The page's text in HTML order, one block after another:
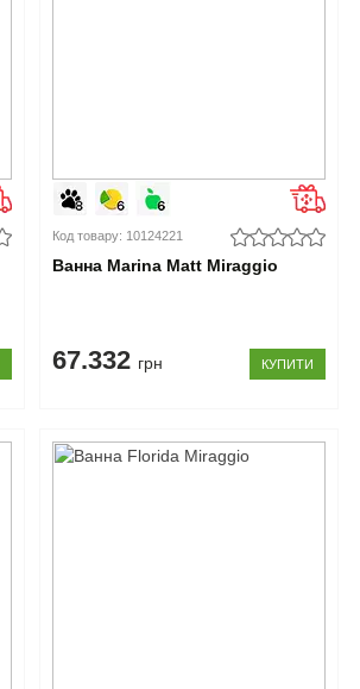
Код товару: 10124221
Ванна Marina Matt Miraggio
67.332 грн КУПИТИ